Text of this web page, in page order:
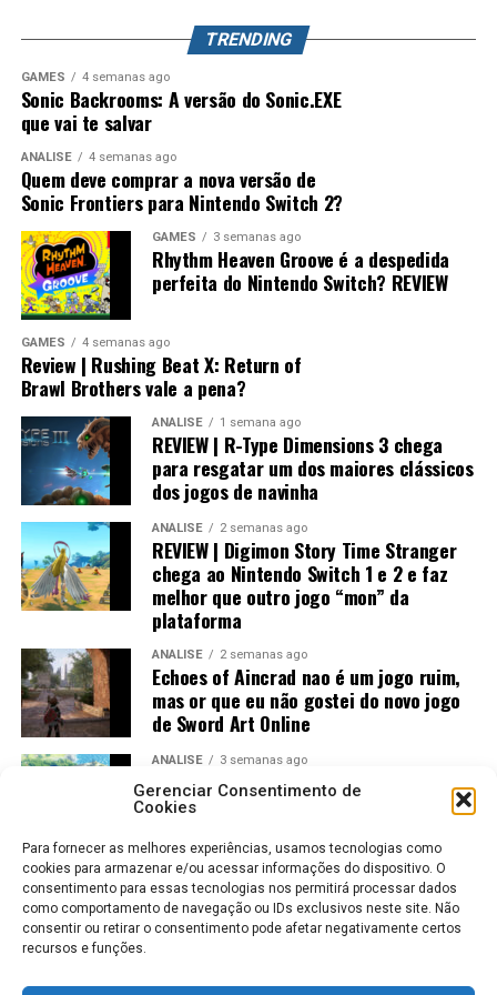
Gerenciar Consentimento de
Cookies
Para fornecer as melhores experiências, usamos tecnologias como
cookies para armazenar e/ou acessar informações do dispositivo. O
consentimento para essas tecnologias nos permitirá processar dados
como comportamento de navegação ou IDs exclusivos neste site. Não
consentir ou retirar o consentimento pode afetar negativamente certos
recursos e funções.
Novo remake do Sonic 2 de master system
mundo. Splatoon Raiders pode até parecer um spin-off,
mas também pode representar o primeiro passo para a
maior evolução que a série já teve.
TRENDING
GAMES 4 semanas ago
Sonic Backrooms: A versão do Sonic.EXE
que vai te salvar
ANÁLISE 4 semanas ago
Quem deve comprar a nova versão de
Sonic Frontiers para Nintendo Switch 2?
GAMES 3 semanas ago
Rhythm Heaven Groove é a despedida
perfeita do Nintendo Switch? REVIEW
GAMES 4 semanas ago
Review | Rushing Beat X: Return of
Brawl Brothers vale a pena?
ANÁLISE 1 semana ago
REVIEW | R-Type Dimensions 3 chega
para resgatar um dos maiores clássicos
dos jogos de navinha
ANÁLISE 2 semanas ago
REVIEW | Digimon Story Time Stranger
chega ao Nintendo Switch 1 e 2 e faz
melhor que outro jogo “mon” da
plataforma
ANÁLISE 2 semanas ago
Echoes of Aincrad nao é um jogo ruim,
mas or que eu não gostei do novo jogo
de Sword Art Online
ANÁLISE 3 semanas ago
Jogos Amados e Odiados do Sonic: Os
Maiores Acertos e Erros da SEGA